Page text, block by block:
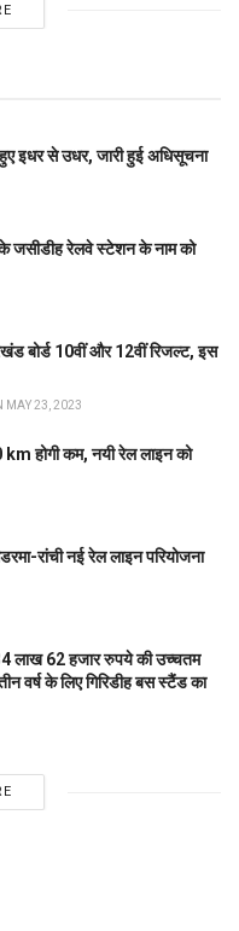
इधर से उधर, जारी हुई अधिसूचना
रेलवे स्टेशन के नाम को
बोर्ड 10वीं और 12वीं रिजल्ट, इस
MAY 23, 2023
होगी कम, नयी रेल लाइन को
रांची नई रेल लाइन परियोजना
लाख 62 हजार रुपये की उच्चतम
वर्ष के लिए गिरिडीह बस स्टैंड का